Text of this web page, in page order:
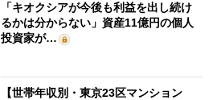
「キオクシアが今後も利益を出し続け
るかは分からない」資産11億円の個人
投資家が…
【世帯年収別・東京23区マンション